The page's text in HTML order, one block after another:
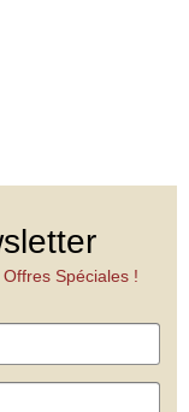
Spéciales !